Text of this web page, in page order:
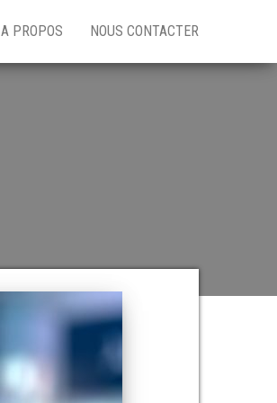
A PROPOS NOUS CONTACTER